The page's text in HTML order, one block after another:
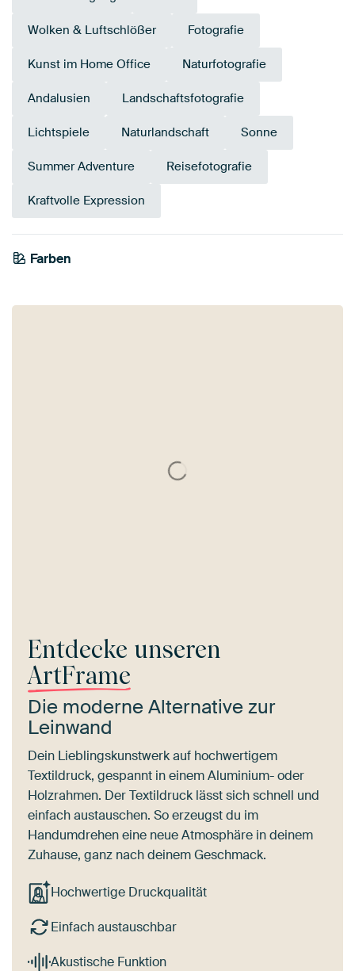
Wolken & Luftschlößer Fotografie
Kunst im Home Office Naturfotografie
Andalusien Landschaftsfotografie
Lichtspiele Naturlandschaft Sonne
Summer Adventure Reisefotografie
Kraftvolle Expression
Farben
Blau
Salbeigrün
Mauve
Entdecke unseren
ArtFrame
Die moderne Alternative zur
Leinwand
Dein Lieblingskunstwerk auf hochwertigem
Textildruck, gespannt in einem Aluminium- oder
Holzrahmen. Der Textildruck lässt sich schnell und
einfach austauschen. So erzeugst du im
Handumdrehen eine neue Atmosphäre in deinem
Zuhause, ganz nach deinem Geschmack.
Hochwertige Druckqualität
Einfach austauschbar
Akustische Funktion